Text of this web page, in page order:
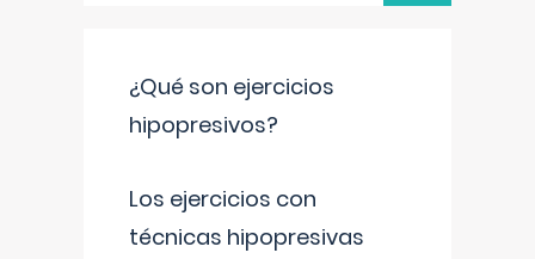
¿Qué son ejercicios
hipopresivos?
Los ejercicios con
técnicas hipopresivas